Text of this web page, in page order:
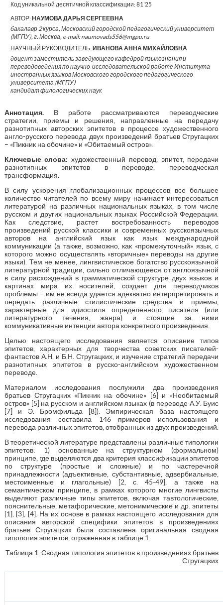
Код уникальной десятичной классификации:81'25
АВТОР:НАУМОВА ДАРЬЯ СЕРГЕЕВНА
бакалавр 2 курса, Московский городской педагогический университет
(МГПУ), г. Москва, e-mail: naumovads556@mgpu.ru
НАУЧНЫЙ РУКОВОДИТЕЛЬ:ИВАНОВА АННА МИХАЙЛОВНА
доцент заместитель заведующего кафедрой языкознания и
переводоведения по научно-исследовательской работе Института
иностранных языков Московского городского педагогического
университета (МГПУ)
кандидат филологических наук
Аннотация. В работе рассматриваются переводческие
стратегии, приемы и решения, направленные на передачу
разнотипных авторских эпитетов в процессе художественного
англо-русского перевода двух произведений братьев Стругацких
– «Пикник на обочине» и «Обитаемый остров».
Ключевые слова: художественный перевод, эпитет, передачи
разнотипных эпитетов в переводе, переводческая
трансформация.
В силу ускорения глобализационных процессов все большее
количество читателей по всему миру начинает интересоваться
литературой на различных национальных языках, в том числе
русском и других национальных языках Российской Федерации.
Как следствие, растет востребованность переводов
произведений русской классики и современных русскоязычных
авторов на английский язык как язык международной
коммуникации (а также, возможно, как «промежуточный» язык, с
которого можно осуществлять «вторичные» переводы на другие
языки). Тем не менее, лингвистическое богатство русскоязычной
литературной традиции, сильно отличающееся от англоязычной
в силу расхождений в грамматической структуре двух языков и
картинах мира их носителей, создает для переводчиков
проблемы – им не всегда удается адекватно интерпретировать и
передать различные стилистические средства и приемы,
характерные для идиостиля определенного писателя (или
литературного течения, жанра) и стоящие за ними
коммуникативные интенции автора конкретного произведения.
Целью настоящего исследования является описание типов
эпитетов, характерных для творчества советских писателей-
фантастов А.Н. и Б.Н. Стругацких, и изучение стратегий передачи
разнотипных эпитетов в русско-английском художественном
переводе.
Материалом исследования послужили два произведения
братьев Стругацких «Пикник на обочине» [6] и «Необитаемый
остров» [5] на русском и английском языках (в переводе А.У. Буис
[7] и Э. Бромфильда [8]). Эмпирическая база настоящего
исследования составила 146 примеров использования и
перевода различных эпитетов, отобранных из двух произведений.
В теоретической литературе представлены различные типологии
эпитетов: 1) основанные на структурном (формальном)
принципе, где выделяются два критерия классификации эпитетов
по структуре (простые и сложные) и по частеречной
принадлежности (адъективные, субстантивные, адвербиальные,
местоименные и глагольные) [2, с. 45-49], а также на
семантическом принципе, в рамках которого многие лингвисты
выделяют различные типы эпитетов, включая тавтологические,
пояснительные, метафорические, метонимические и др. эпитеты
[1], [3], [4]. На их основе в рамках настоящего исследования для
описания авторской специфики эпитетов в произведениях
братьев Стругацких была составлена оригинальная сводная
типология эпитетов, отраженная в таблице 1.
Таблица 1. Сводная типология эпитетов в произведениях братьев
Стругацких